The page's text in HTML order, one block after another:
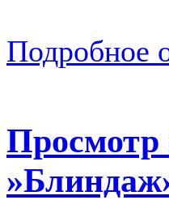
Подробное